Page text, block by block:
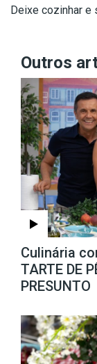
Deixe cozinhar e
Outros
Culinária
TARTE DE
PRESUNTO